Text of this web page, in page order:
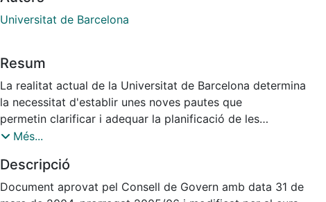
Universitat de Barcelona
Resum
La realitat actual de la Universitat de Barcelona determina
la necessitat d'establir unes noves pautes que
permetin clarificar i adequar la planificació de les
activitats acadèmiques, iniciant a la vegada el
personal acadèmic. En aquest sentit cal destacar aspectes
tan importants com:
Més...
Descripció
Document aprovat pel Consell de Govern amb data 31 de